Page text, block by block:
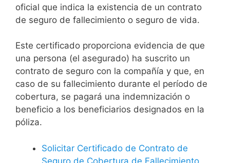
oficial que indica la existencia de un contrato
de seguro de fallecimiento o seguro de vida.
Este certificado proporciona evidencia de que
una persona (el asegurado) ha suscrito un
contrato de seguro con la compañía y que, en
caso de su fallecimiento durante el período de
cobertura, se pagará una indemnización o
beneficio a los beneficiarios designados en la
póliza.
Solicitar Certificado de Contrato de
Seguro de Cobertura de Fallecimiento